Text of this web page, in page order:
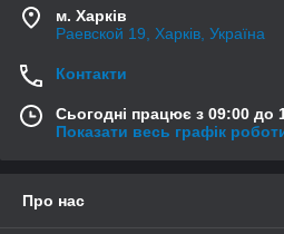
м. Харків
Раевской 19, Харків, Україна
Контакти
Сьогодні працює з 09:00 до
Показати весь графік
Про нас